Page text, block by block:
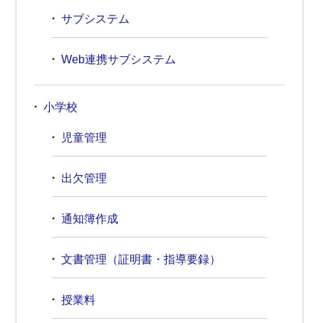
サブシステム
Web連携サブシステム
小学校
児童管理
出欠管理
通知簿作成
文書管理（証明書・指導要録）
授業料